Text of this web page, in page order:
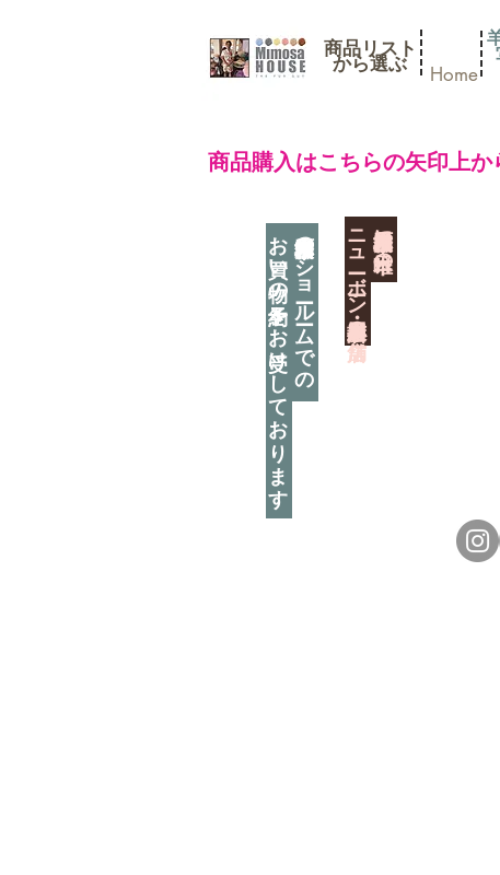
商品リスト
​から選ぶ Home
商品購入はこちらの矢印上か
神奈川県相模原市に日本唯一の
​ニューボーン撮影用小道具店・３店舗
神奈川県相模原市のショールームでの
お買い物の予約をお受けしております